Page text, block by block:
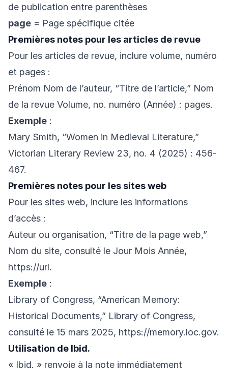
de publication entre parenthèses
page = Page spécifique citée
Premières notes pour les articles de revue
Pour les articles de revue, inclure volume, numéro
et pages :
Prénom Nom de l’auteur, “Titre de l’article,” Nom
de la revue Volume, no. numéro (Année) : pages.
Exemple :
Mary Smith, “Women in Medieval Literature,”
Victorian Literary Review 23, no. 4 (2025) : 456-
467.
Premières notes pour les sites web
Pour les sites web, inclure les informations
d’accès :
Auteur ou organisation, “Titre de la page web,”
Nom du site, consulté le Jour Mois Année,
https://url.
Exemple :
Library of Congress, “American Memory:
Historical Documents,” Library of Congress,
consulté le 15 mars 2025, https://memory.loc.gov.
Utilisation de Ibid.
« Ibid. » renvoie à la note immédiatement